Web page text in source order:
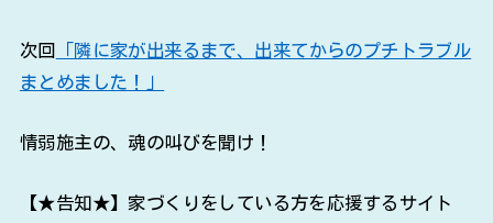
次回
「隣に家が出来るまで、出来てからのプチトラブル
まとめました！」
情弱施主の、魂の叫びを聞け！
【★告知★】家づくりをしている方を応援するサイト